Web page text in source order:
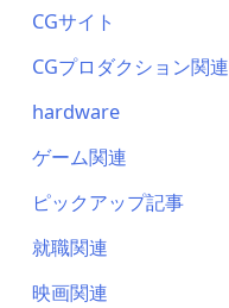
CGサイト
CGプロダクション関連
hardware
ゲーム関連
ピックアップ記事
就職関連
映画関連